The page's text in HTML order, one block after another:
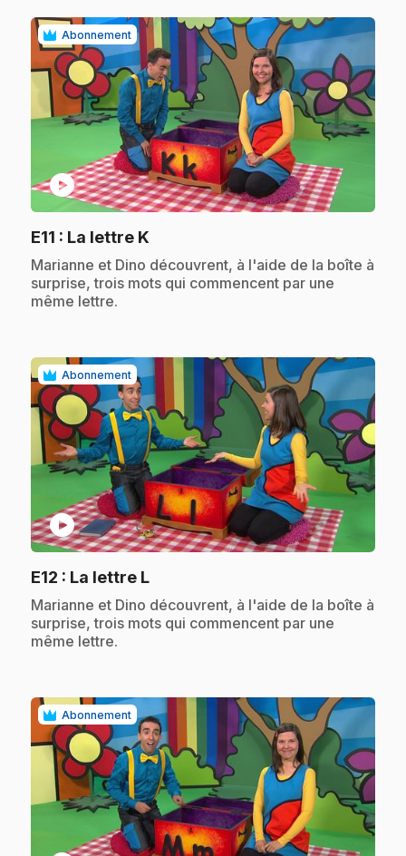
Abonnement
play_circle
E11 : La lettre K
.Marianne et Dino découvrent, à l'aide de la boîte à
surprise, trois mots qui commencent par une
même lettre.
Abonnement
play_circle
E12 : La lettre L.
.Marianne et Dino découvrent, à l'aide de la boîte à
surprise, trois mots qui commencent par une
même lettre.
Abonnement